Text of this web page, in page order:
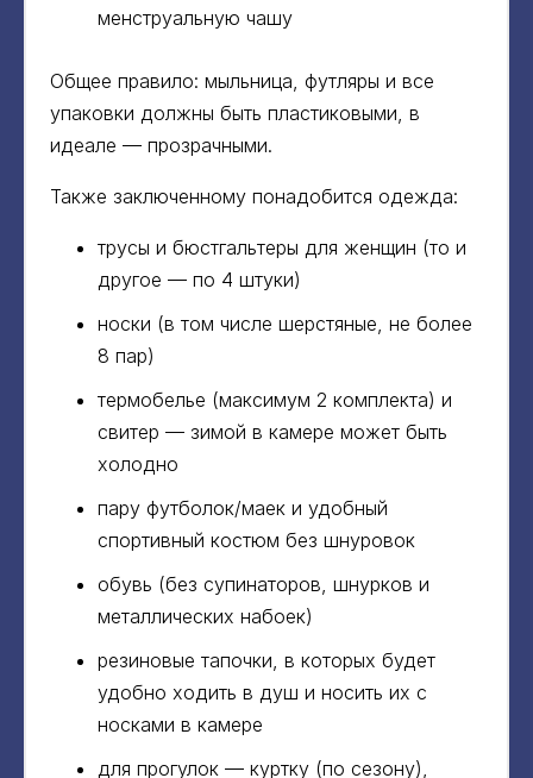
менструальную чашу
Общее правило: мыльница, футляры и все
упаковки должны быть пластиковыми, в
идеале — прозрачными.
Также заключенному понадобится одежда:
трусы и бюстгальтеры для женщин (то и
другое — по 4 штуки)
носки (в том числе шерстяные, не более
8 пар)
термобелье (максимум 2 комплекта) и
свитер — зимой в камере может быть
холодно
пару футболок/маек и удобный
спортивный костюм без шнуровок
обувь (без супинаторов, шнурков и
металлических набоек)
резиновые тапочки, в которых будет
удобно ходить в душ и носить их с
носками в камере
для прогулок — куртку (по сезону),